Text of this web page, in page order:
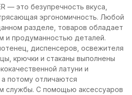
— это безупречность вкуса,
эргономичность. Любой
разделе, товаров обладает
и продуманностью деталей.
диспенсеров, освежителя
крючки и стаканы выполнены
латуни и
потому отличаются
службы. С помощью аксессуаров